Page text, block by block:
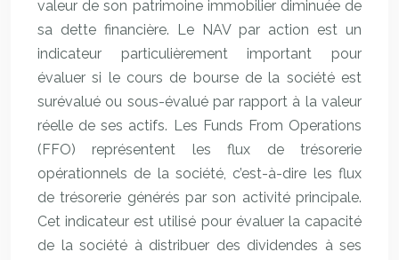
valeur de son patrimoine immobilier diminuée de
sa dette financière. Le NAV par action est un
indicateur particulièrement important pour
évaluer si le cours de bourse de la société est
surévalué ou sous-évalué par rapport à la valeur
réelle de ses actifs. Les Funds From Operations
(FFO) représentent les flux de trésorerie
opérationnels de la société, c’est-à-dire les flux
de trésorerie générés par son activité principale.
Cet indicateur est utilisé pour évaluer la capacité
de la société à distribuer des dividendes à ses